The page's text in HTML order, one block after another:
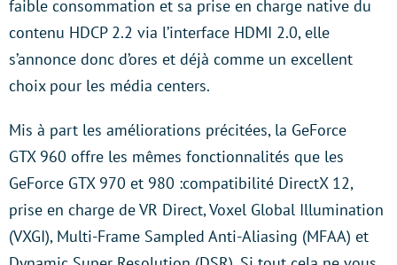
faible consommation et sa prise en charge native du
contenu HDCP 2.2 via l’interface HDMI 2.0, elle
s’annonce donc d’ores et déjà comme un excellent
choix pour les média centers.
Mis à part les améliorations précitées, la GeForce
GTX 960 offre les mêmes fonctionnalités que les
GeForce GTX 970 et 980 :compatibilité DirectX 12,
prise en charge de VR Direct, Voxel Global Illumination
(VXGI), Multi-Frame Sampled Anti-Aliasing (MFAA) et